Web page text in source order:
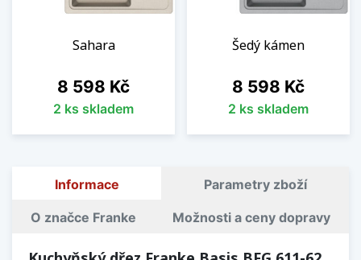
Sahara
Cena
8 598 Kč
2 ks skladem
Šedý kámen
Cena
8 598 Kč
2 ks skladem
Informace Parametry zboží
O značce Franke Možnosti a ceny dopravy